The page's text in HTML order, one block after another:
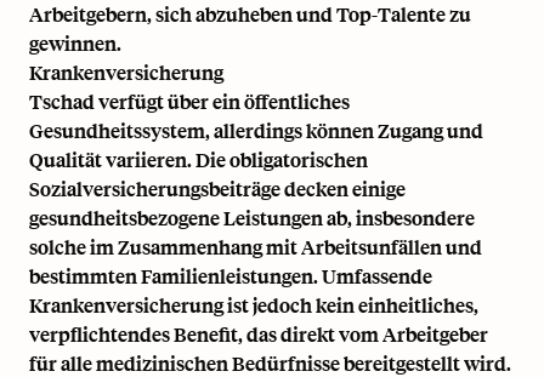
Arbeitgebern, sich abzuheben und Top-Talente zu
gewinnen.
Krankenversicherung
Tschad verfügt über ein öffentliches
Gesundheitssystem, allerdings können Zugang und
Qualität variieren. Die obligatorischen
Sozialversicherungsbeiträge decken einige
gesundheitsbezogene Leistungen ab, insbesondere
solche im Zusammenhang mit Arbeitsunfällen und
bestimmten Familienleistungen. Umfassende
Krankenversicherung ist jedoch kein einheitliches,
verpflichtendes Benefit, das direkt vom Arbeitgeber
für alle medizinischen Bedürfnisse bereitgestellt wird.